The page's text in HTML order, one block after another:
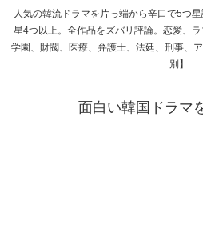
人気の韓流ドラマを片っ端から辛口で5つ
星4つ以上。全作品をズバリ評論。恋愛、ラ
学園、財閥、医療、弁護士、法廷、刑事、
別】
面白い韓国ドラマ